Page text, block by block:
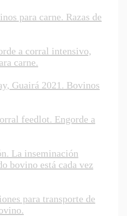
para carne. Razas de
a corral intensivo,
carne.
Guairá 2021. Bovinos
feedlot. Engorde a
La inseminación
bovino está cada vez
para transporte de